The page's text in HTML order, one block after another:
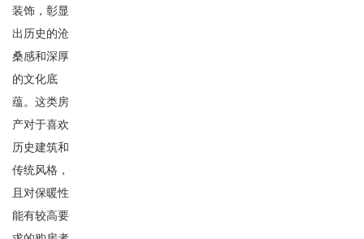
装饰，彰显
出历史的沧
桑感和深厚
的文化底
蕴。这类房
产对于喜欢
历史建筑和
传统风格，
且对保暖性
能有较高要